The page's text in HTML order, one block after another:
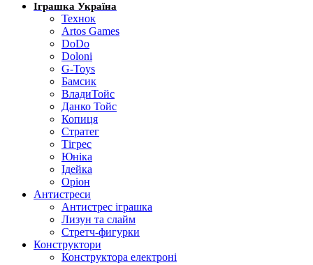
Іграшка Україна
Технок
Artos Games
DoDo
Doloni
G-Toys
Бамсик
ВладиТойс
Данко Тойс
Копиця
Стратег
Тігрес
Юніка
Ідейка
Оріон
Антистреси
Антистрес іграшка
Лизун та слайм
Стретч-фигурки
Конструктори
Конструктора електроні